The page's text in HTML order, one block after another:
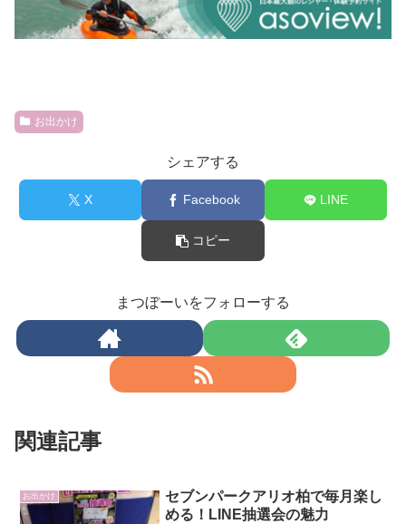
お出かけ
シェアする
X Facebook LINE
コピー
まつぼーいをフォローする
関連記事
お出かけ
セブンパークアリオ柏で毎月楽し
める！LINE抽選会の魅力